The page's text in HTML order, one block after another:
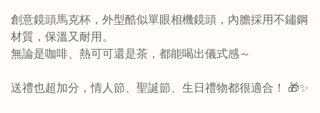
創意鏡頭馬克杯，外型酷似單眼相機鏡頭，內膽採用不鏽鋼
材質，保溫又耐用。
無論是咖啡、熱可可還是茶，都能喝出儀式感～
送禮也超加分，情人節、聖誕節、生日禮物都很適合！ 🎁✨